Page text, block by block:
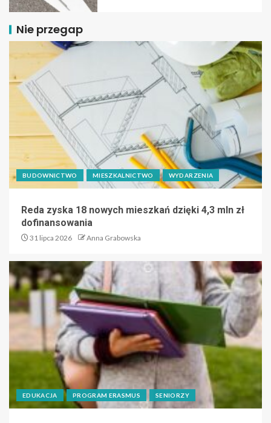
Nie przegap
BUDOWNICTWO MIESZKALNICTWO WYDARZENIA
Reda zyska 18 nowych mieszkań dzięki 4,3 mln zł
dofinansowania
31 lipca 2026 Anna Grabowska
EDUKACJA PROGRAM ERASMUS SENIORZY